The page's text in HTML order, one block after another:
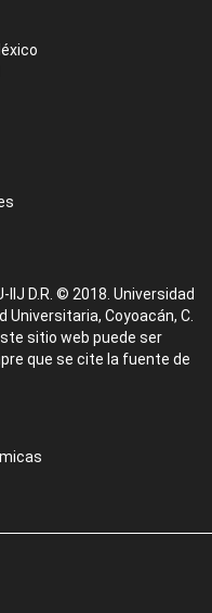
D.R. © 2018. Universidad
Universitaria, Coyoacán, C.
sitio web puede ser
que se cite la fuente de